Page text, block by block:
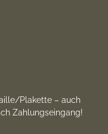
Plakette – auch
Zahlungs­eingang!